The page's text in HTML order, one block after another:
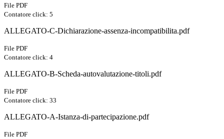
File PDF
Contatore click: 5
ALLEGATO-C-Dichiarazione-assenza-incompatibilita.pdf
File PDF
Contatore click: 4
ALLEGATO-B-Scheda-autovalutazione-titoli.pdf
File PDF
Contatore click: 33
ALLEGATO-A-Istanza-di-partecipazione.pdf
File PDF